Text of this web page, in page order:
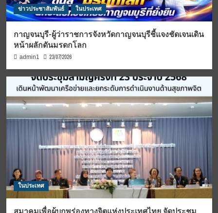
ข่าวประชาสัมพันธ์ ในประเทศ
กาญจนบุรี-ผู้ว่าราชการจังหวัดกาญจนบุรีชี้แจงชัดเจนเดิน
หน้าผลักดันมรดกโลก
admin1 23/07/2026
ในประเทศ